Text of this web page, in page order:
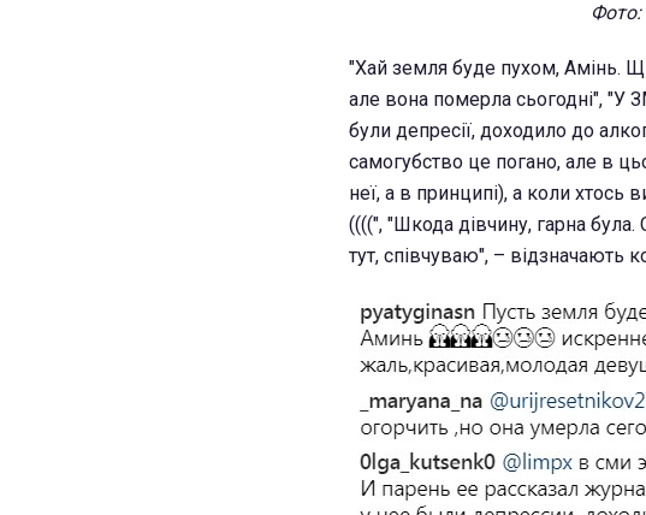
"Хай земля буде пухом, Амінь.
але вона померла сьогодні", "У
були депресії, доходило до
самогубство це погано, але в
неї, а в принципі), а коли
((((", "Шкода дівчину, гарна
тут, співчуваю", – відзначають